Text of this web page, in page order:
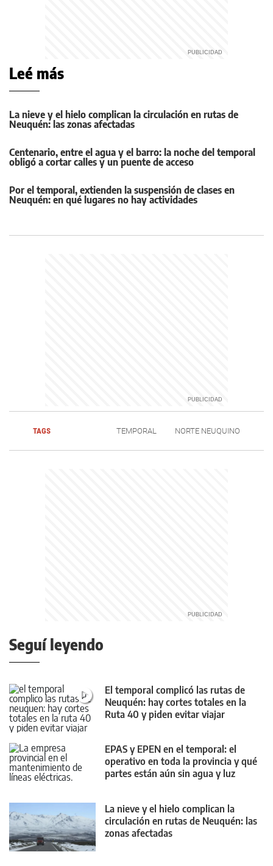
Leé más
La nieve y el hielo complican la circulación en rutas de
Neuquén: las zonas afectadas
Centenario, entre el agua y el barro: la noche del temporal
obligó a cortar calles y un puente de acceso
Por el temporal, extienden la suspensión de clases en
Neuquén: en qué lugares no hay actividades
TAGS TEMPORAL NORTE NEUQUINO
Seguí leyendo
El temporal complicó las rutas de
Neuquén: hay cortes totales en la
Ruta 40 y piden evitar viajar
EPAS y EPEN en el temporal: el
operativo en toda la provincia y qué
partes están aún sin agua y luz
La nieve y el hielo complican la
circulación en rutas de Neuquén: las
zonas afectadas